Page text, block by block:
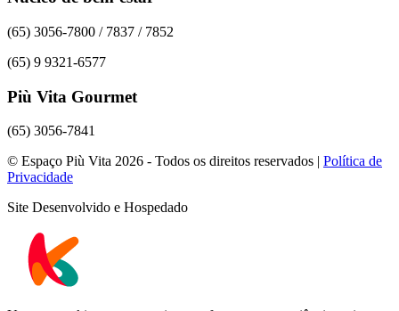
(65) 3056-7800 / 7837 / 7852
(65) 9 9321-6577
Più Vita Gourmet
(65) 3056-7841
© Espaço Più Vita 2026 - Todos os direitos reservados | Política de
Privacidade
Site Desenvolvido e Hospedado